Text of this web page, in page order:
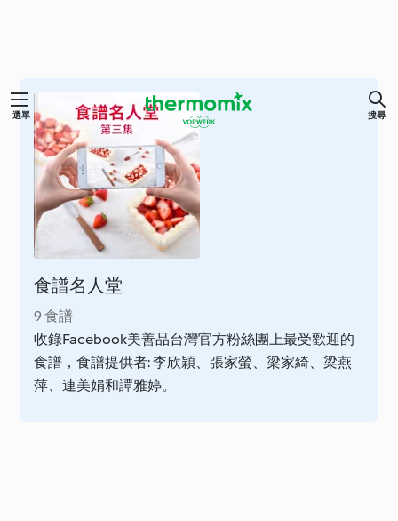
跳選單 搜尋
食譜名人堂
9 食譜
收錄Facebook美善品台灣官方粉絲團上最受歡迎的
食譜，食譜提供者: 李欣穎、張家螢、梁家綺、梁燕
萍、連美娟和譚雅婷。